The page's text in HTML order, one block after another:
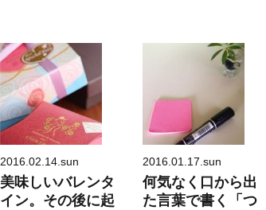
2016.02.14.sun
美味しいバレンタ
イン。その後に起
2016.01.17.sun
何気なく口から出
た言葉で書く「つ